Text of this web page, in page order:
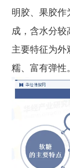
明胶、果胶
成，含水分
主要特征为
糯、富有弹性。